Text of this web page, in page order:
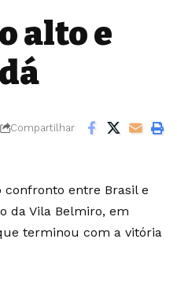
alto e
Compartilhar
entre Brasil e
da Vila Belmiro, em
terminou com a vitória